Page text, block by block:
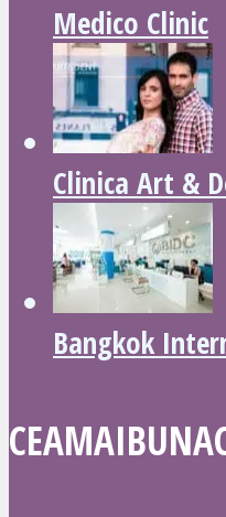
Medico Clinic
Clinica Art &
Bangkok